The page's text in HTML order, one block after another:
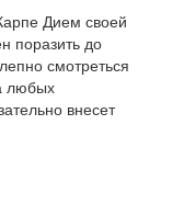
Дием своей
поразить до
смотреться
любых
внесет